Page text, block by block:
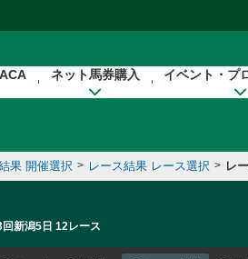
ネット馬券購入 イベント・プ
果 開催選択 > レース結果 レース選択 > レ
新潟5日 12レース